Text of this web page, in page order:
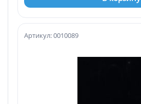
Артикул: 0010089